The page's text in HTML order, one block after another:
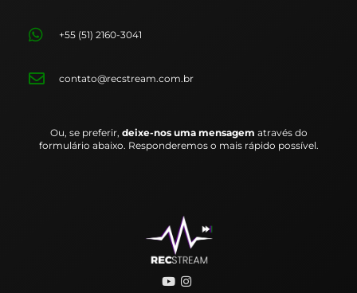
+55 (51) 2160-3041
contato@recstream.com.br
Ou, se preferir, deixe-nos uma mensagem através do
formulário abaixo. Responderemos o mais rápido possível.